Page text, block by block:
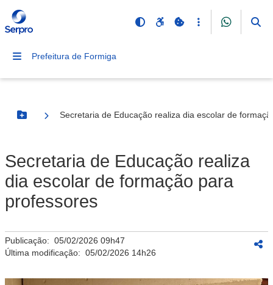
Prefeitura de Formiga
Botão Menu
Secretaria de Educação realiza dia escolar de
Secretaria de Educação realiza
dia escolar de formação para
professores
Publicação: 05/02/2026 09h47
Última modificação: 05/02/2026 14h26